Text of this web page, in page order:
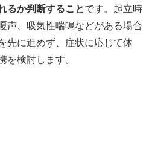
るか判断することです。起立時
声、吸気性喘鳴などがある場合
先に進めず、症状に応じて休
検討します。